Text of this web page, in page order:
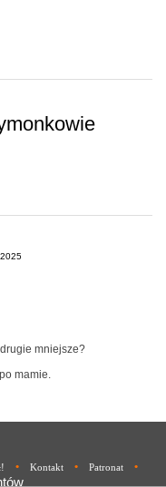
mniejsze?
mamie.
• Kontakt • Patronat •